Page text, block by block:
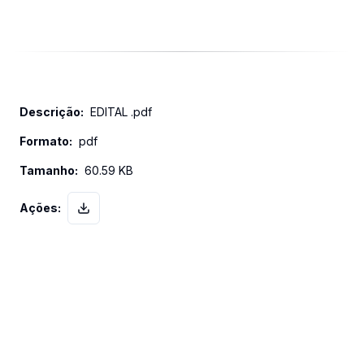
EDITAL .pdf
pdf
60.59 KB